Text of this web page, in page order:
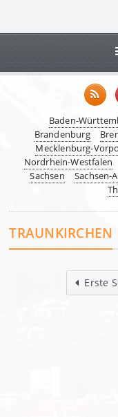
Baden-
Brandenburg
Mecklenburg-
Nordrhein-Westfalen
Sachsen
Sachsen-
TRAUNKIRCHEN
Erste